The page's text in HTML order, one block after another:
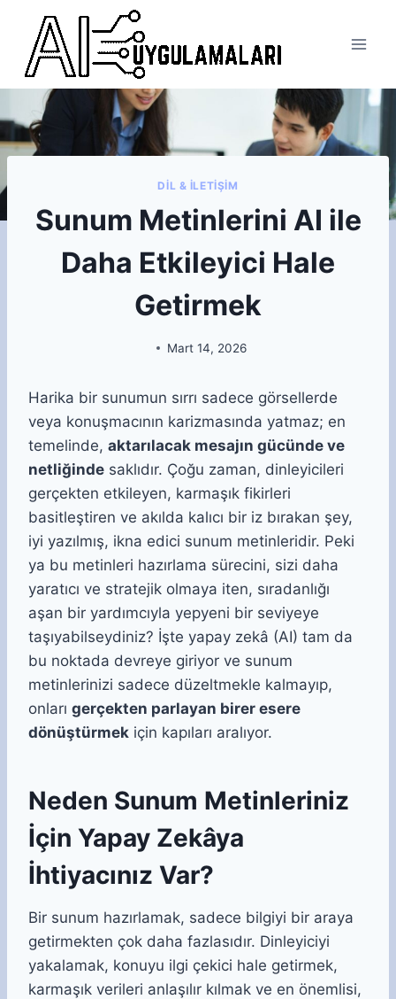
content
DIL & İLETIŞIM
Sunum Metinlerini AI ile
Daha Etkileyici Hale
Getirmek
Mart 14, 2026
Harika bir sunumun sırrı sadece görsellerde
veya konuşmacının karizmasında yatmaz; en
temelinde, aktarılacak mesajın gücünde ve
netliğinde saklıdır. Çoğu zaman, dinleyicileri
gerçekten etkileyen, karmaşık fikirleri
basitleştiren ve akılda kalıcı bir iz bırakan şey,
iyi yazılmış, ikna edici sunum metinleridir. Peki
ya bu metinleri hazırlama sürecini, sizi daha
yaratıcı ve stratejik olmaya iten, sıradanlığı
aşan bir yardımcıyla yepyeni bir seviyeye
taşıyabilseydiniz? İşte yapay zekâ (AI) tam da
bu noktada devreye giriyor ve sunum
metinlerinizi sadece düzeltmekle kalmayıp,
onları gerçekten parlayan birer esere
dönüştürmek için kapıları aralıyor.
Neden Sunum Metinleriniz
İçin Yapay Zekâya
İhtiyacınız Var?
Bir sunum hazırlamak, sadece bilgiyi bir araya
getirmekten çok daha fazlasıdır. Dinleyiciyi
yakalamak, konuyu ilgi çekici hale getirmek,
karmaşık verileri anlaşılır kılmak ve en önemlisi,